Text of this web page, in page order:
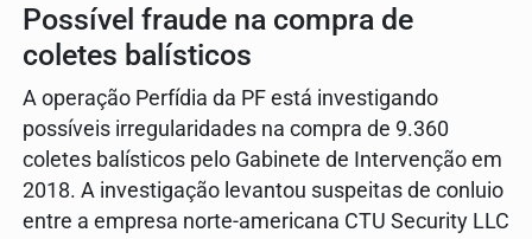
Possível fraude na compra de
coletes balísticos
A operação Perfídia da PF está investigando
possíveis irregularidades na compra de 9.360
coletes balísticos pelo Gabinete de Intervenção em
2018. A investigação levantou suspeitas de conluio
entre a empresa norte-americana CTU Security LLC